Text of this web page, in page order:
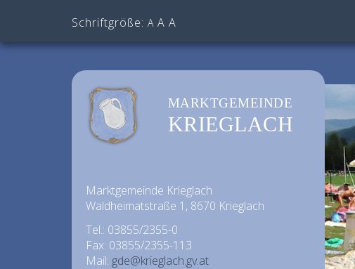
Schriftgröße: A A A
MARKTGEMEINDE
KRIEGLACH
Marktgemeinde Krieglach
Waldheimatstraße 1, 8670 Krieglach
Tel.: 03855/2355-0
Fax: 03855/2355-113
Mail: gde@krieglach.gv.at